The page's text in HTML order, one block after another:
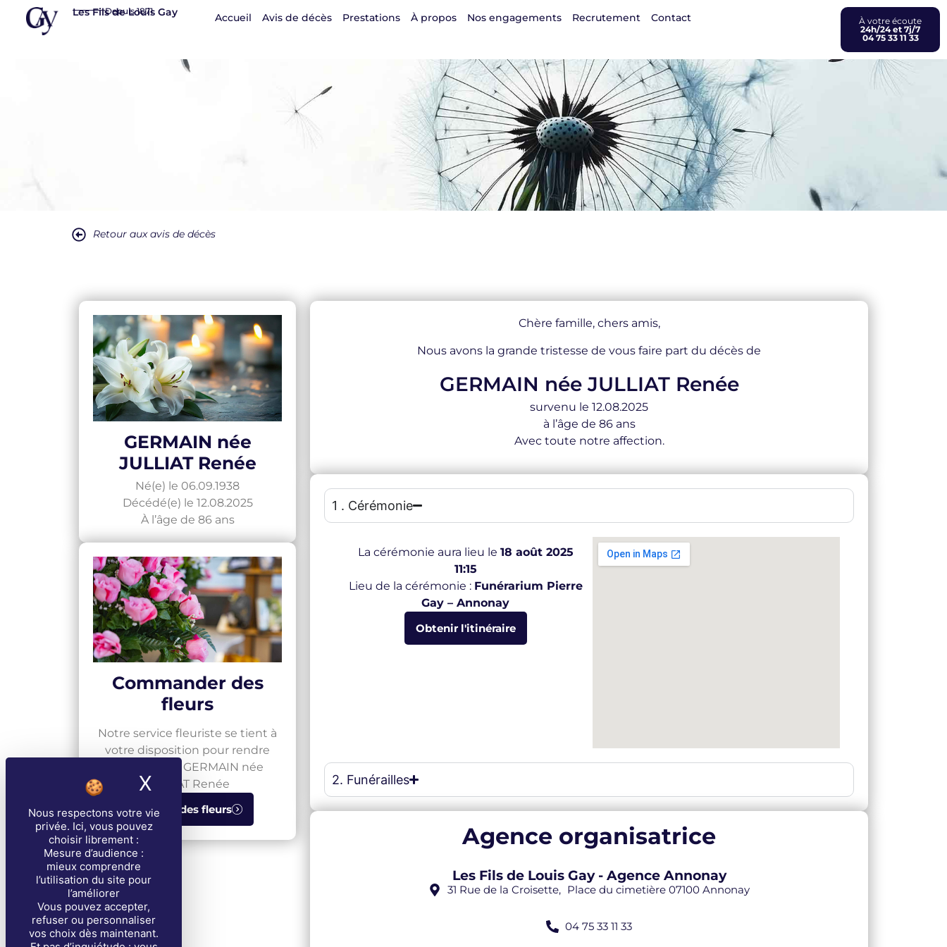
Panneau de gestion des cookies
Nous respectons votre vie
privée. Ici, vous pouvez
choisir librement :
Mesure d’audience :
mieux comprendre
l’utilisation du site pour
l’améliorer
Vous pouvez accepter,
refuser ou personnaliser
vos choix dès maintenant.
X Masquer le bandeau des cookies
Les Fils de Louis Gay
Depuis 1871
Accueil Avis de décès Prestations À propos Nos engagements Recrutement Contact
À votre écoute
24h/24 et 7j/7
04 75 33 11 33
Retour aux avis de décès
GERMAIN née
JULLIAT Renée
Né(e) le 06.09.1938
Décédé(e) le 12.08.2025
À l’âge de 86 ans
Commander des
fleurs
Notre service fleuriste se tient à
votre disposition pour rendre
hommage à GERMAIN née
JULLIAT Renée
Envoyer des fleurs
Chère famille, chers amis,
Nous avons la grande tristesse de vous faire part du décès de
GERMAIN née JULLIAT Renée
survenu le 12.08.2025
à l’âge de 86 ans
Avec toute notre affection.
1 . Cérémonie
La cérémonie aura lieu le 18 août 2025
11:15
Lieu de la cérémonie : Funérarium Pierre
Gay – Annonay
Obtenir l'itinéraire
2. Funérailles
Agence organisatrice
Les Fils de Louis Gay - Agence Annonay
31 Rue de la Croisette, Place du cimetière 07100 Annonay
04 75 33 11 33